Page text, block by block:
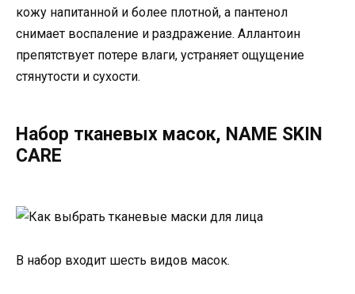
кожу напитанной и более плотной, а пантенол
снимает воспаление и раздражение. Аллантоин
препятствует потере влаги, устраняет ощущение
стянутости и сухости.
Набор тканевых масок, NAME SKIN
CARE
В набор входит шесть видов масок.